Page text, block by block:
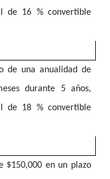
de 16 % convertible
de una anualidad de
durante 5 años,
de 18 % convertible
$150,000 en un plazo